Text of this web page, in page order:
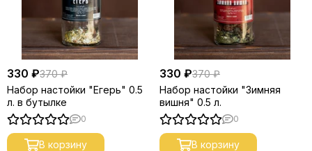
330 ₽370 ₽
Набор настойки "Егерь" 0.5
л. в бутылке
0
В корзину
330 ₽370 ₽
Набор настойки "Зимняя
вишня" 0.5 л.
0
В корзину